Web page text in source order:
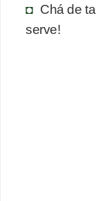
Chá de
serve!